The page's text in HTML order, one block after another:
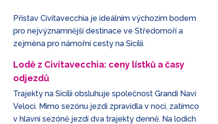
Přístav Civitavecchia je ideálním výchozím bodem
pro nejvýznamnější destinace ve Středomoří a
zejména pro námořní cesty na Sicílii.
Lodě z Civitavecchia: ceny lístků a časy
odjezdů
Trajekty na Sicílii obsluhuje společnost Grandi Navi
Veloci. Mimo sezónu jezdí zpravidla v noci, zatímco
v hlavní sezóně jezdí dva trajekty denně. Na lodích